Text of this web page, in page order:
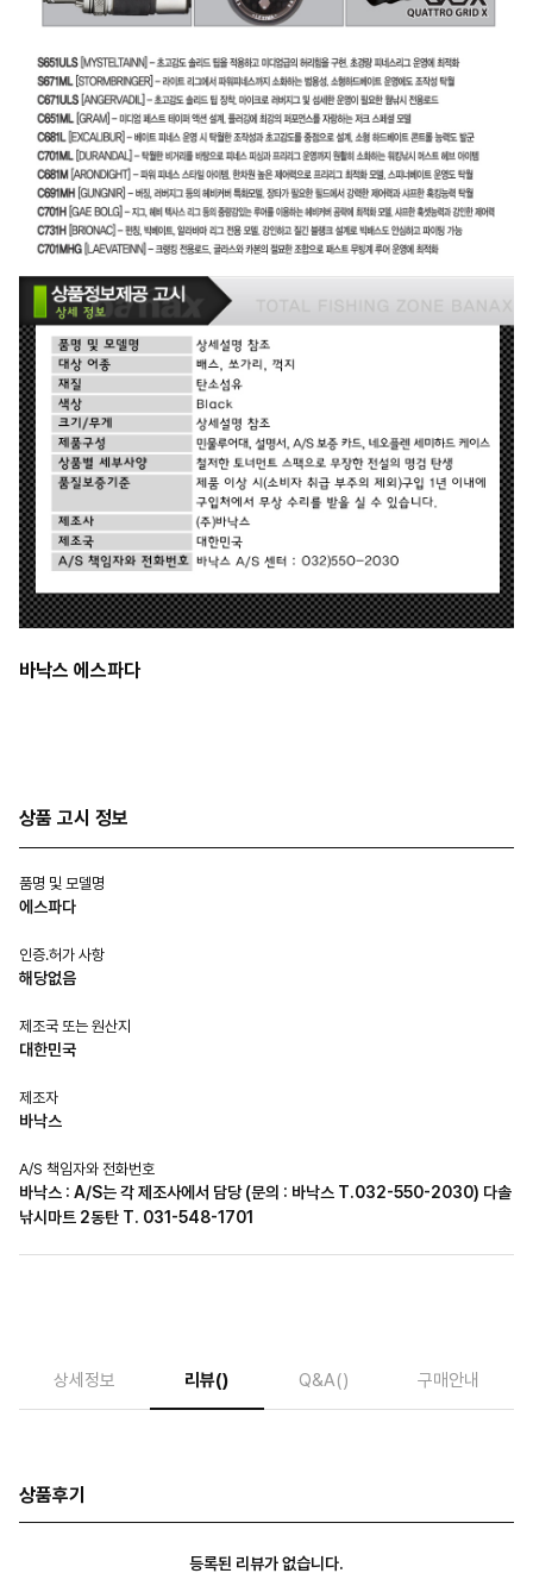
바낙스 에스파다
상품 고시 정보
품명 및 모델명
에스파다
인증.허가 사항
해당없음
제조국 또는 원산지
대한민국
제조자
바낙스
A/S 책임자와 전화번호
바낙스 : A/S는 각 제조사에서 담당 (문의 : 바낙스 T.032-550-2030) 다솔
낚시마트 2동탄 T. 031-548-1701
상세정보 리뷰() Q&A() 구매안내
상품후기
등록된 리뷰가 없습니다.